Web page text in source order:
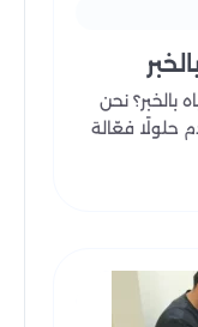
من تجربتهم،
من خلال احترام
أساسيًا من نجاحنا،
شعورهم بالثقة
بالخبر؟ نحن
حلولًا فعّالة